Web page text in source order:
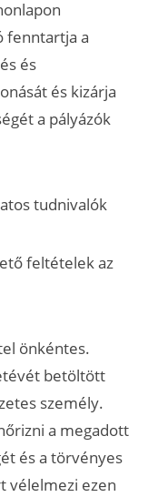
fenntartja a
és
és kizárja
a pályázók
tudnivalók
feltételek az
önkéntes.
betöltött
személy.
a megadott
és a törvényes
vélelmezi ezen